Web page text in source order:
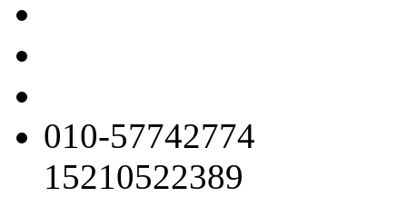
010-57742774
15210522389